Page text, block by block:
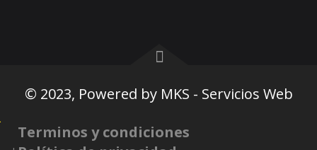
© 2023, Powered by MKS - Servicios Web
Terminos y condiciones